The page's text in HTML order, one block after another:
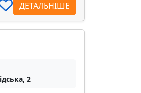
ДЕТАЛЬНІШЕ
2